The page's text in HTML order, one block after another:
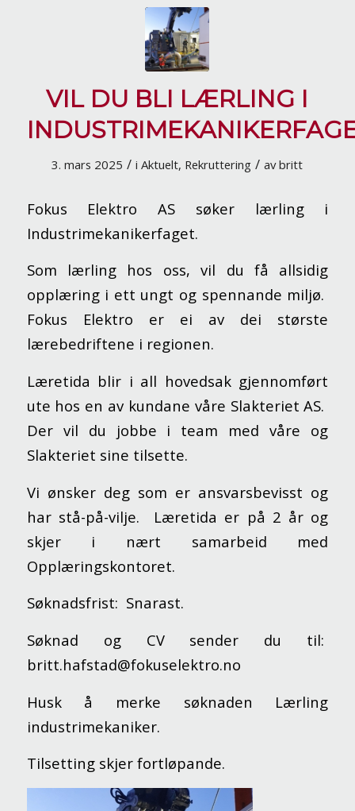
VIL DU BLI LÆRLING I
3. mars 2025 / iAktuelt, Rekruttering / avbritt
Fokus Elektro AS søker lærling i
Industrimekanikerfaget.
Som lærling hos oss, vil du få allsidig
opplæring i ett ungt og spennande miljø.
Fokus Elektro er ei av dei største
lærebedriftene i regionen.
Læretida blir i all hovedsak gjennomført
ute hos en av kundane våre Slakteriet AS.
Der vil du jobbe i team med våre og
Slakteriet sine tilsette.
Vi ønsker deg som er ansvarsbevisst og
har stå-på-vilje. Læretida er på 2 år og
skjer i nært samarbeid med
Opplæringskontoret.
Søknadsfrist: Snarast.
Søknad og CV sender du til:
britt.hafstad@fokuselektro.no
Husk å merke søknaden Lærling
industrimekaniker.
Tilsetting skjer fortløpande.